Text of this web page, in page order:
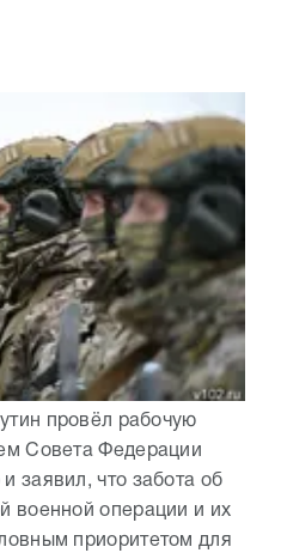
провёл рабочую
Совета Федерации
заявил, что забота об
военной операции и их
приоритетом для